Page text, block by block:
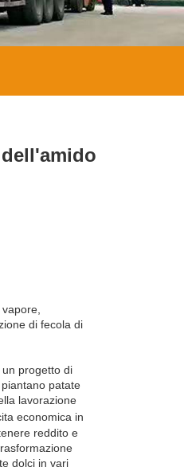
di fecola di
progetto di
patate
lavorazione
economica in
reddito e
dolci in vari